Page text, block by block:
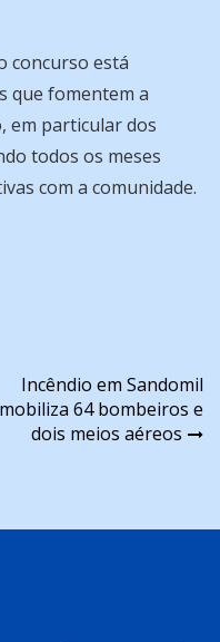
concurso está
que fomentem a
em particular dos
todos os meses
com a comunidade.
Incêndio em Sandomil
mobiliza 64 bombeiros e
dois meios aéreos